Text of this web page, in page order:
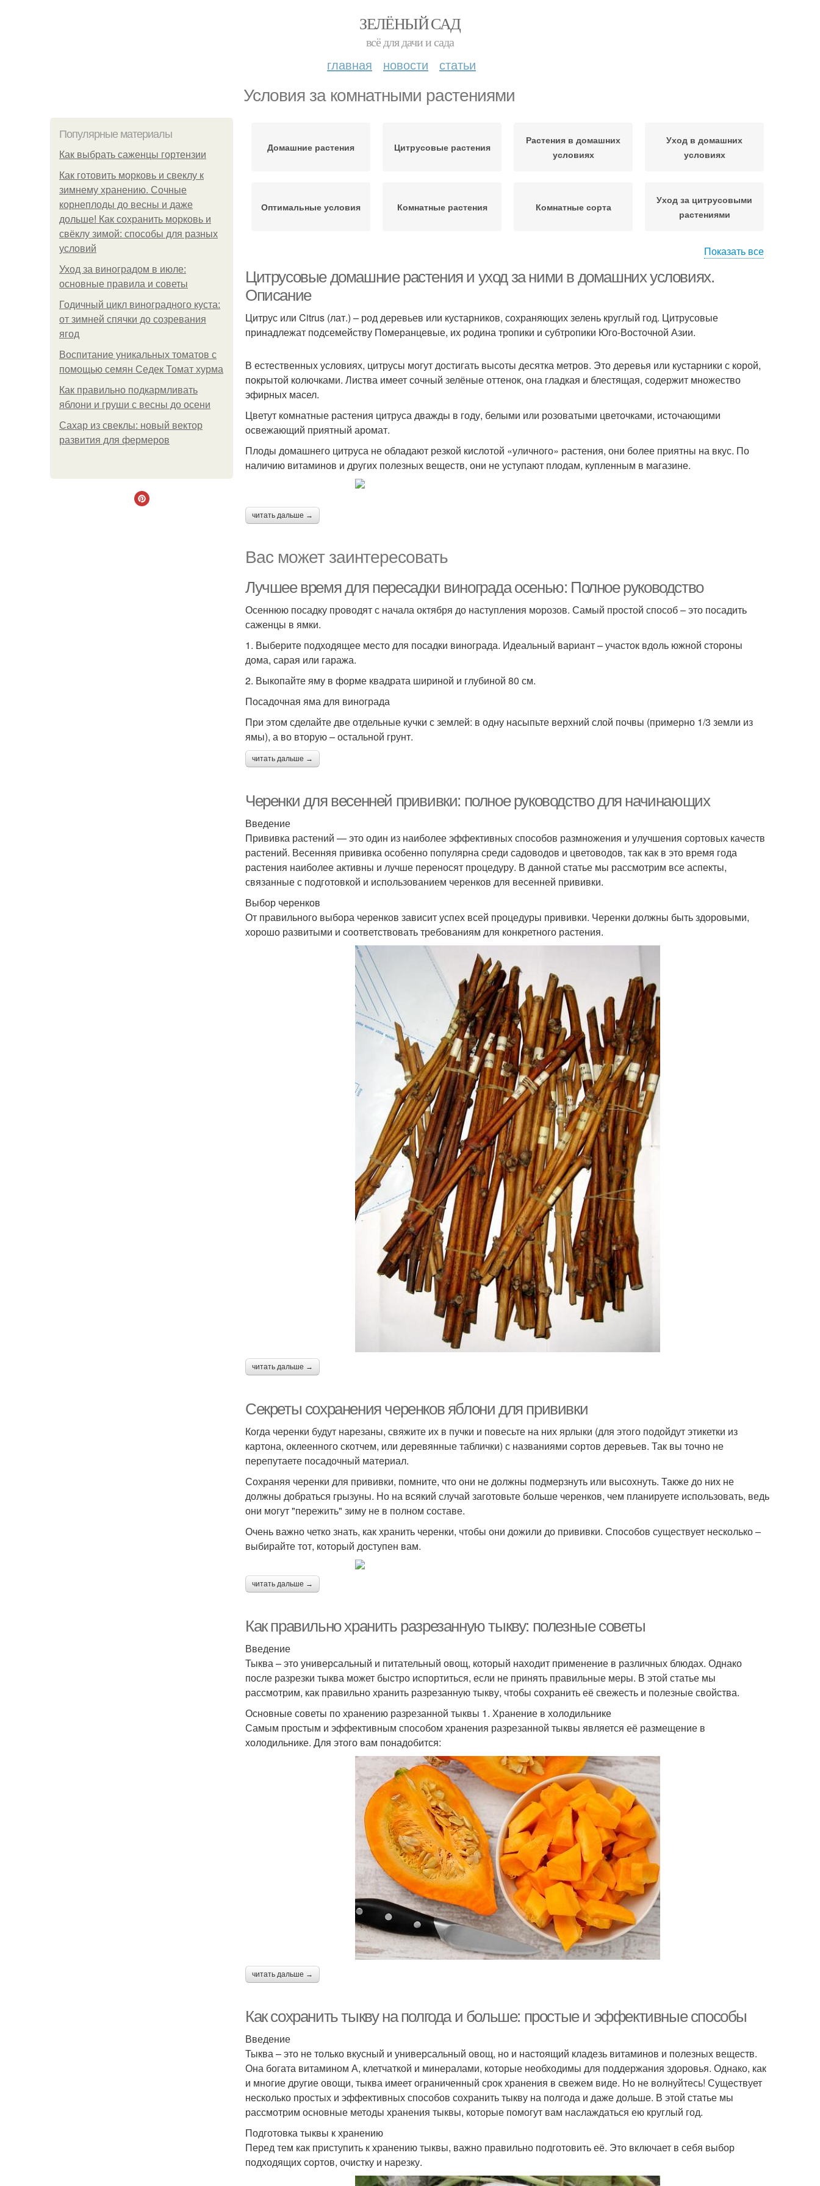
ЗЕЛЁНЫЙ САД
всё для дачи и сада
главная новости статьи
Условия за комнатными растениями
Популярные материалы
Как выбрать саженцы гортензии
Как готовить морковь и свеклу к
зимнему хранению. Сочные
корнеплоды до весны и даже
дольше! Как сохранить морковь и
свёклу зимой: способы для разных
условий
Уход за виноградом в июле:
основные правила и советы
Годичный цикл виноградного куста:
от зимней спячки до созревания
ягод
Воспитание уникальных томатов с
помощью семян Седек Томат хурма
Как правильно подкармливать
яблони и груши с весны до осени
Сахар из свеклы: новый вектор
развития для фермеров
Домашние растения Цитрусовые растения
Растения в домашних
условиях
Уход в домашних
условиях
Оптимальные условия Комнатные растения Комнатные сорта
Уход за цитрусовыми
растениями
Показать все
Цитрусовые домашние растения и уход за ними в домашних условиях.
Описание
Цитрус или Citrus (лат.) – род деревьев или кустарников, сохраняющих зелень круглый год. Цитрусовые
принадлежат подсемейству Померанцевые, их родина тропики и субтропики Юго-Восточной Азии.
В естественных условиях, цитрусы могут достигать высоты десятка метров. Это деревья или кустарники с корой,
покрытой колючками. Листва имеет сочный зелёные оттенок, она гладкая и блестящая, содержит множество
эфирных масел.
Цветут комнатные растения цитруса дважды в году, белыми или розоватыми цветочками, источающими
освежающий приятный аромат.
Плоды домашнего цитруса не обладают резкой кислотой «уличного» растения, они более приятны на вкус. По
наличию витаминов и других полезных веществ, они не уступают плодам, купленным в магазине.
читать дальше →
Вас может заинтересовать
Лучшее время для пересадки винограда осенью: Полное руководство
Осеннюю посадку проводят с начала октября до наступления морозов. Самый простой способ – это посадить
саженцы в ямки.
1. Выберите подходящее место для посадки винограда. Идеальный вариант – участок вдоль южной стороны
дома, сарая или гаража.
2. Выкопайте яму в форме квадрата шириной и глубиной 80 см.
Посадочная яма для винограда
При этом сделайте две отдельные кучки с землей: в одну насыпьте верхний слой почвы (примерно 1/3 земли из
ямы), а во вторую – остальной грунт.
читать дальше →
Черенки для весенней прививки: полное руководство для начинающих
Введение
Прививка растений — это один из наиболее эффективных способов размножения и улучшения сортовых качеств
растений. Весенняя прививка особенно популярна среди садоводов и цветоводов, так как в это время года
растения наиболее активны и лучше переносят процедуру. В данной статье мы рассмотрим все аспекты,
связанные с подготовкой и использованием черенков для весенней прививки.
Выбор черенков
От правильного выбора черенков зависит успех всей процедуры прививки. Черенки должны быть здоровыми,
хорошо развитыми и соответствовать требованиям для конкретного растения.
читать дальше →
Секреты сохранения черенков яблони для прививки
Когда черенки будут нарезаны, свяжите их в пучки и повесьте на них ярлыки (для этого подойдут этикетки из
картона, оклеенного скотчем, или деревянные таблички) с названиями сортов деревьев. Так вы точно не
перепутаете посадочный материал.
Сохраняя черенки для прививки, помните, что они не должны подмерзнуть или высохнуть. Также до них не
должны добраться грызуны. Но на всякий случай заготовьте больше черенков, чем планируете использовать, ведь
они могут "пережить" зиму не в полном составе.
Очень важно четко знать, как хранить черенки, чтобы они дожили до прививки. Способов существует несколько –
выбирайте тот, который доступен вам.
читать дальше →
Как правильно хранить разрезанную тыкву: полезные советы
Введение
Тыква – это универсальный и питательный овощ, который находит применение в различных блюдах. Однако
после разрезки тыква может быстро испортиться, если не принять правильные меры. В этой статье мы
рассмотрим, как правильно хранить разрезанную тыкву, чтобы сохранить её свежесть и полезные свойства.
Основные советы по хранению разрезанной тыквы 1. Хранение в холодильнике
Самым простым и эффективным способом хранения разрезанной тыквы является её размещение в
холодильнике. Для этого вам понадобится:
читать дальше →
Как сохранить тыкву на полгода и больше: простые и эффективные способы
Введение
Тыква – это не только вкусный и универсальный овощ, но и настоящий кладезь витаминов и полезных веществ.
Она богата витамином А, клетчаткой и минералами, которые необходимы для поддержания здоровья. Однако, как
и многие другие овощи, тыква имеет ограниченный срок хранения в свежем виде. Но не волнуйтесь! Существует
несколько простых и эффективных способов сохранить тыкву на полгода и даже дольше. В этой статье мы
рассмотрим основные методы хранения тыквы, которые помогут вам наслаждаться ею круглый год.
Подготовка тыквы к хранению
Перед тем как приступить к хранению тыквы, важно правильно подготовить её. Это включает в себя выбор
подходящих сортов, очистку и нарезку.